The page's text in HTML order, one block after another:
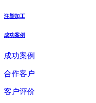
注塑加工
成功案例
成功案例
合作客户
客户评价